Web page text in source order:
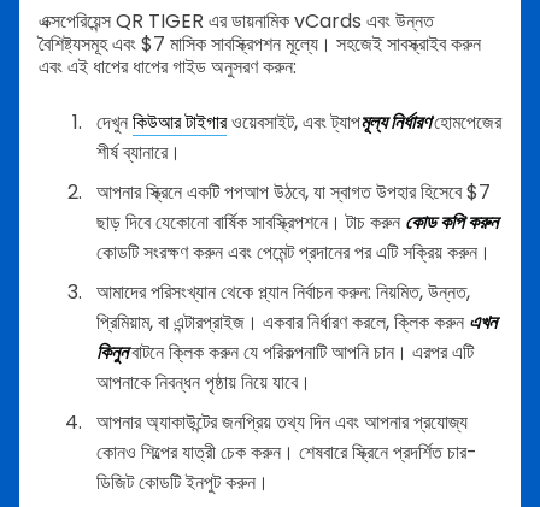
এক্সপেরিয়েন্স QR TIGER এর ডায়নামিক vCards এবং উন্নত
বৈশিষ্ট্যসমূহ এবং $7 মাসিক সাবস্ক্রিপশন মূল্যে। সহজেই সাবস্ক্রাইব করুন
এবং এই ধাপের ধাপের গাইড অনুসরণ করুন:
দেখুনকিউআর টাইগারওয়েবসাইট, এবং ট্যাপমূল্য নির্ধারণহোমপেজের
শীর্ষ ব্যানারে।
আপনার স্ক্রিনে একটি পপআপ উঠবে, যা স্বাগত উপহার হিসেবে $7
ছাড় দিবে যেকোনো বার্ষিক সাবস্ক্রিপশনে। টাচ করুন কোড কপি করুন
কোডটি সংরক্ষণ করুন এবং পেমেন্ট প্রদানের পর এটি সক্রিয় করুন।
আমাদের পরিসংখ্যান থেকে প্ল্যান নির্বাচন করুন: নিয়মিত, উন্নত,
প্রিমিয়াম, বা এন্টারপ্রাইজ। একবার নির্ধারণ করলে, ক্লিক করুন এখন
কিনুনবাটনে ক্লিক করুন যে পরিকল্পনাটি আপনি চান। এরপর এটি
আপনাকে নিবন্ধন পৃষ্ঠায় নিয়ে যাবে।
আপনার অ্যাকাউন্টের জনপ্রিয় তথ্য দিন এবং আপনার প্রযোজ্য
কোনও শিল্পের যাত্রী চেক করুন। শেষবারে স্ক্রিনে প্রদর্শিত চার-
ডিজিট কোডটি ইনপুট করুন।